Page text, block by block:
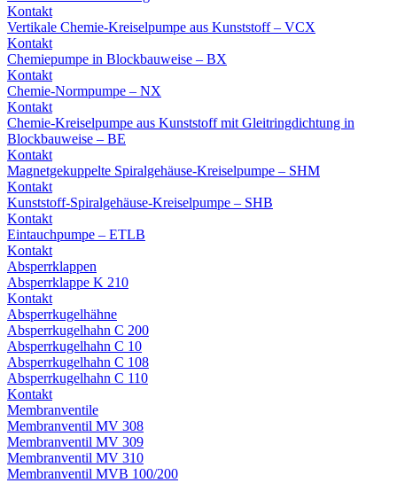
Kontakt
Vertikale Chemie-Kreiselpumpe aus Kunststoff – VCX
Kontakt
Chemiepumpe in Blockbauweise – BX
Kontakt
Chemie-Normpumpe – NX
Kontakt
Chemie-Kreiselpumpe aus Kunststoff mit Gleitringdichtung in
Blockbauweise – BE
Kontakt
Magnetgekuppelte Spiralgehäuse-Kreiselpumpe – SHM
Kontakt
Kunststoff-Spiralgehäuse-Kreiselpumpe – SHB
Kontakt
Eintauchpumpe – ETLB
Kontakt
Absperrklappen
Absperrklappe K 210
Kontakt
Absperrkugelhähne
Absperrkugelhahn C 200
Absperrkugelhahn C 10
Absperrkugelhahn C 108
Absperrkugelhahn C 110
Kontakt
Membranventile
Membranventil MV 308
Membranventil MV 309
Membranventil MV 310
Membranventil MVB 100/200